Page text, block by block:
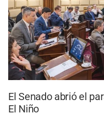
El Senado abrió el
El Niño